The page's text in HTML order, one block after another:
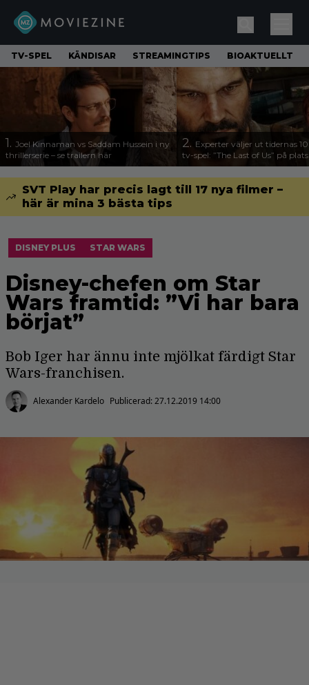
TV-SPEL KÄNDISAR STREAMINGTIPS BIOAKTUELLT
1. Joel Kinnaman vs Saddam Hussein i ny
thrillerserie – se trailern här
2. Experter väljer ut tidernas
tv-spel: ”The Last of Us” på
SVT Play har precis lagt till 17 nya filmer –
här är mina 3 bästa tips
DISNEY PLUS STAR WARS
Disney-chefen om Star
Wars framtid: ”Vi har bara
börjat”
Bob Iger har ännu inte mjölkat färdigt Star
Wars-franchisen.
Alexander Kardelo Publicerad:27.12.2019 14:00